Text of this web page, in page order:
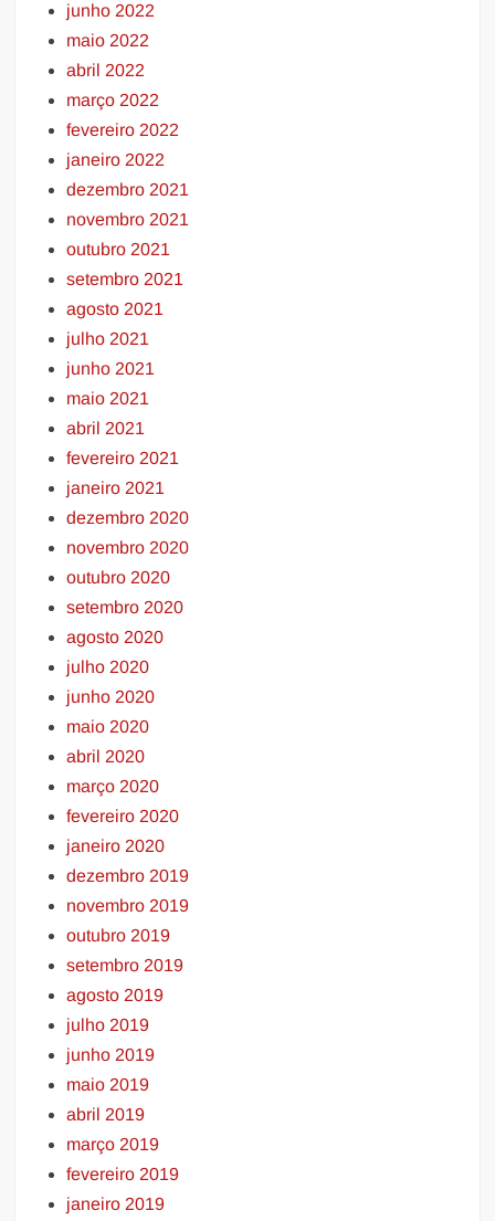
junho 2022
maio 2022
abril 2022
março 2022
fevereiro 2022
janeiro 2022
dezembro 2021
novembro 2021
outubro 2021
setembro 2021
agosto 2021
julho 2021
junho 2021
maio 2021
abril 2021
fevereiro 2021
janeiro 2021
dezembro 2020
novembro 2020
outubro 2020
setembro 2020
agosto 2020
julho 2020
junho 2020
maio 2020
abril 2020
março 2020
fevereiro 2020
janeiro 2020
dezembro 2019
novembro 2019
outubro 2019
setembro 2019
agosto 2019
julho 2019
junho 2019
maio 2019
abril 2019
março 2019
fevereiro 2019
janeiro 2019